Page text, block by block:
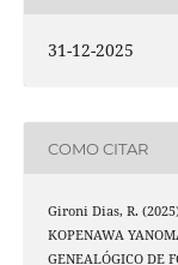
31-12-2025
COMO CITAR
Gironi Dias, R.
KOPENAWA
GENEALÓGICO DE